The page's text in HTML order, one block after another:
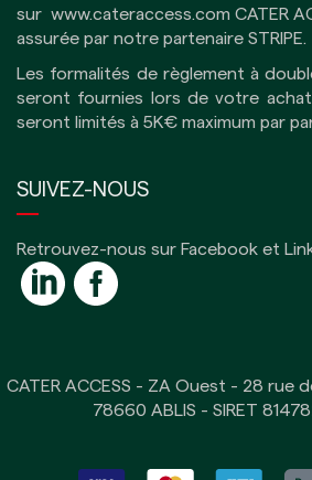
sur www.cateraccess.com CATER
assurée par notre partenaire STRIPE.
Les formalités de règlement à
seront fournies lors de votre
seront limités à 5K€ maximum par
SUIVEZ-NOUS
Retrouvez-nous sur Facebook et
CATER ACCESS - ZA Ouest - 28 rue
78660 ABLIS - SIRET